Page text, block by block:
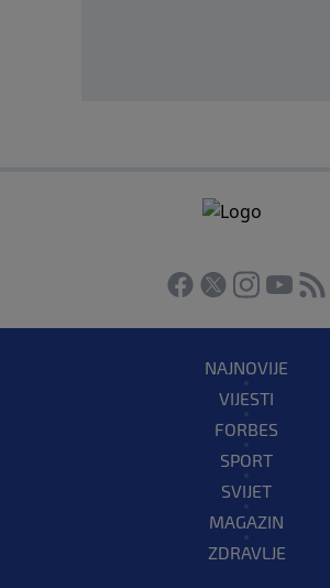
NAJNOVIJE
VIJESTI
FORBES
SPORT
SVIJET
MAGAZIN
ZDRAVLJE